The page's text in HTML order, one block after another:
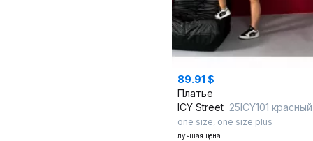
89.91 $
Платье
ICY Street 25ICY101 красный
one size, one size plus
лучшая цена